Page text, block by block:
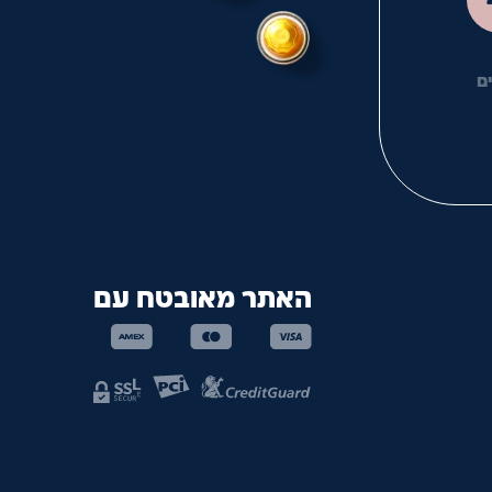
האתר מאובטח עם